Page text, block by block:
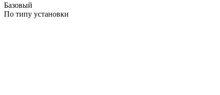
Базовый
По типу установки